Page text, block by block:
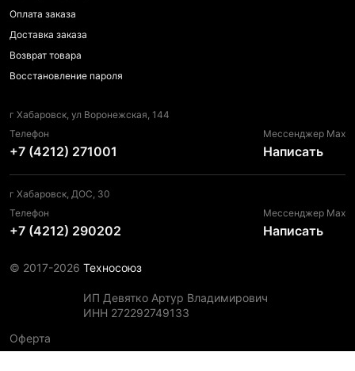
Оплата заказа
Доставка заказа
Возврат товара
Восстановление пароля
г Хабаровск, ул Воронежская, 144
Телефон
+7 (4212) 271001
Мессенджер Max
Написать
г Хабаровск, ДОС, 30
Телефон
+7 (4212) 290202
Мессенджер Max
Написать
© 2017-2026 Техносоюз
ИП Девятко Артур Владимирович
ИНН 272292749133
Оферта